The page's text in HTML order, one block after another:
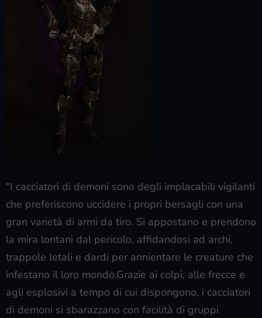
“I cacciatori di demoni sono degli implacabili vigilanti
che preferiscono uccidere i propri bersagli con una
gran varietà di armi da tiro. Si appostano e prendono
la mira lontani dal pericolo, affidandosi ad archi,
trappole letali e dardi per annientare le creature che
infestano il loro mondo.Grazie ai colpi, alle frecce e
agli esplosivi a tempo di cui dispongono, i cacciatori
di demoni si sbarazzano con facilità di gruppi